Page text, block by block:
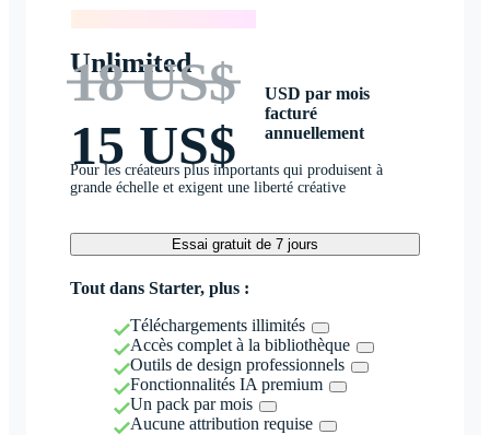
Unlimited
18 US$
15 US$
USD par mois
facturé
annuellement
Pour les créateurs plus importants qui produisent à
grande échelle et exigent une liberté créative
Essai gratuit de 7 jours
Tout dans Starter, plus :
Téléchargements illimités
Accès complet à la bibliothèque
Outils de design professionnels
Fonctionnalités IA premium
Un pack par mois
Aucune attribution requise